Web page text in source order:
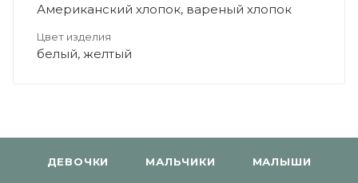
Американский хлопок, вареный хлопок
Цвет изделия
белый, желтый
ДЕВОЧКИ МАЛЬЧИКИ МАЛЫШИ